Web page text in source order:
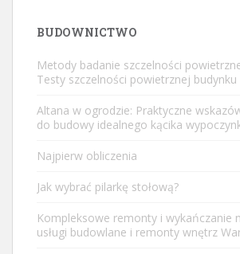
BUDOWNICTWO
Metody badanie szczelności
Testy szczelności powietrznej budynku
Altana w ogrodzie: Praktyczne
do budowy idealnego kącika
Najpierw obliczenia
Jak wybrać pilarkę stołową?
Kompleksowe remonty i wykańczanie
usługi budowlane i remonty wnętrz